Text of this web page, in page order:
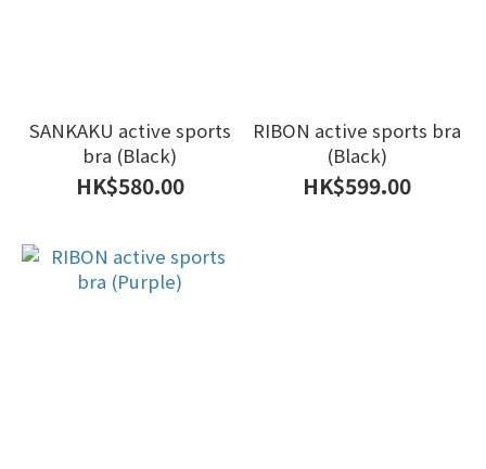
SANKAKU active sports
bra (Black)
HK$580.00
RIBON active sports bra
(Black)
HK$599.00